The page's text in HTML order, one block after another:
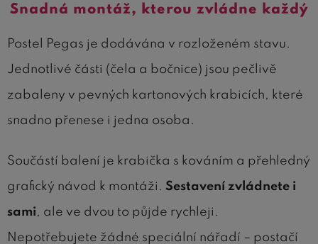
Snadná montáž, kterou zvládne každý
Postel Pegas je dodávána v rozloženém stavu.
Jednotlivé části (čela a bočnice) jsou pečlivě
zabaleny v pevných kartonových krabicích, které
snadno přenese i jedna osoba.
Součástí balení je krabička s kováním a přehledný
grafický návod k montáži. Sestavení zvládnete i
sami, ale ve dvou to půjde rychleji.
Nepotřebujete žádné speciální nářadí – postačí